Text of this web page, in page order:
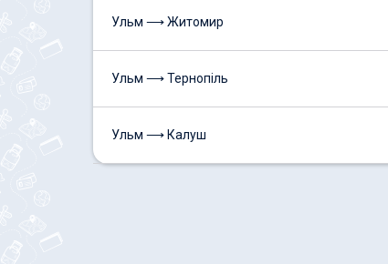
Ульм ⟶ Житомир
Ульм ⟶ Тернопіль
Ульм ⟶ Калуш